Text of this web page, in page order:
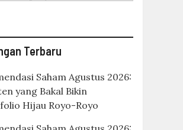
Terbaru
Saham Agustus 2026:
yang Bakal Bikin
Hijau Royo-Royo